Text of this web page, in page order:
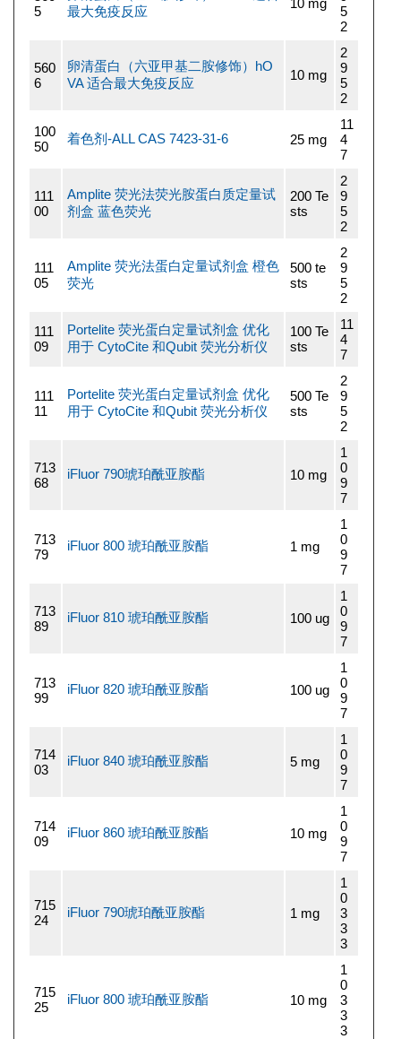
5
最大免疫反应
5
2
560
6
卵清蛋白（六亚甲基二胺修饰）hO
VA 适合最大免疫反应
10 mg
2
9
5
2
100
50
着色剂-ALL CAS 7423-31-6 25 mg
11
4
7
111
00
Amplite 荧光法荧光胺蛋白质定量试
剂盒 蓝色荧光
200 Te
sts
2
9
5
2
111
05
Amplite 荧光法蛋白定量试剂盒 橙色
荧光
500 te
sts
2
9
5
2
111
09
Portelite 荧光蛋白定量试剂盒 优化
用于 CytoCite 和Qubit 荧光分析仪
100 Te
sts
11
4
7
111
11
Portelite 荧光蛋白定量试剂盒 优化
用于 CytoCite 和Qubit 荧光分析仪
500 Te
sts
2
9
5
2
713
68
iFluor 790琥珀酰亚胺酯 10 mg
1
0
9
7
713
79
iFluor 800 琥珀酰亚胺酯 1 mg
1
0
9
7
713
89
iFluor 810 琥珀酰亚胺酯 100 ug
1
0
9
7
713
99
iFluor 820 琥珀酰亚胺酯 100 ug
1
0
9
7
714
03
iFluor 840 琥珀酰亚胺酯 5 mg
1
0
9
7
714
09
iFluor 860 琥珀酰亚胺酯 10 mg
1
0
9
7
715
24
iFluor 790琥珀酰亚胺酯 1 mg
1
0
3
3
3
715
25
iFluor 800 琥珀酰亚胺酯 10 mg
1
0
3
3
3